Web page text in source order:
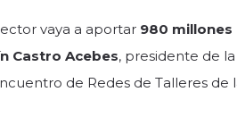
vaya a aportar 980 millones
Castro Acebes, presidente de
de Redes de Talleres de